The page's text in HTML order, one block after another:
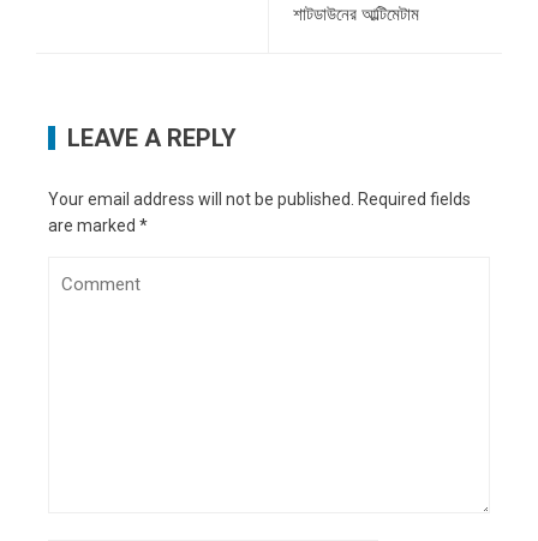
শাটডাউনের আল্টিমেটাম
LEAVE A REPLY
Your email address will not be published.
Required fields
are marked *